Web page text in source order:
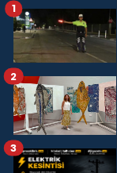
1
2
3